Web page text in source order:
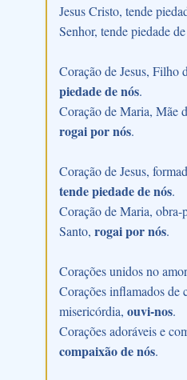
Jesus Cristo, tende
Senhor, tende piedade
Coração de Jesus, Filho
piedade de nós.
Coração de Maria, Mãe
rogai por nós.
Coração de Jesus,
tende piedade de nós.
Coração de Maria,
Santo, rogai por nós.
Corações unidos no
Corações inflamados de
misericórdia, ouvi-nos.
Corações adoráveis e
compaixão de nós.